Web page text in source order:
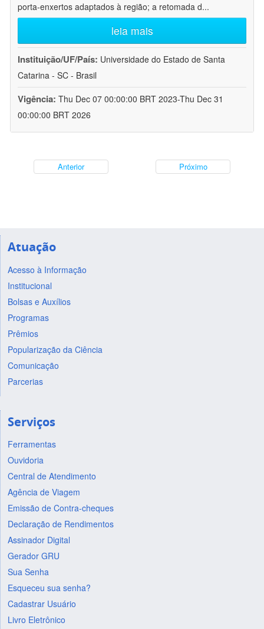
porta-enxertos adaptados à região; a retomada d...
leia mais
Instituição/UF/País: Universidade do Estado de Santa
Catarina - SC - Brasil
Vigência: Thu Dec 07 00:00:00 BRT 2023-Thu Dec 31
00:00:00 BRT 2026
Anterior Próximo
Atuação
Acesso à Informação
Institucional
Bolsas e Auxílios
Programas
Prêmios
Popularização da Ciência
Comunicação
Parcerias
Serviços
Ferramentas
Ouvidoria
Central de Atendimento
Agência de Viagem
Emissão de Contra-cheques
Declaração de Rendimentos
Assinador Digital
Gerador GRU
Sua Senha
Esqueceu sua senha?
Cadastrar Usuário
Livro Eletrônico